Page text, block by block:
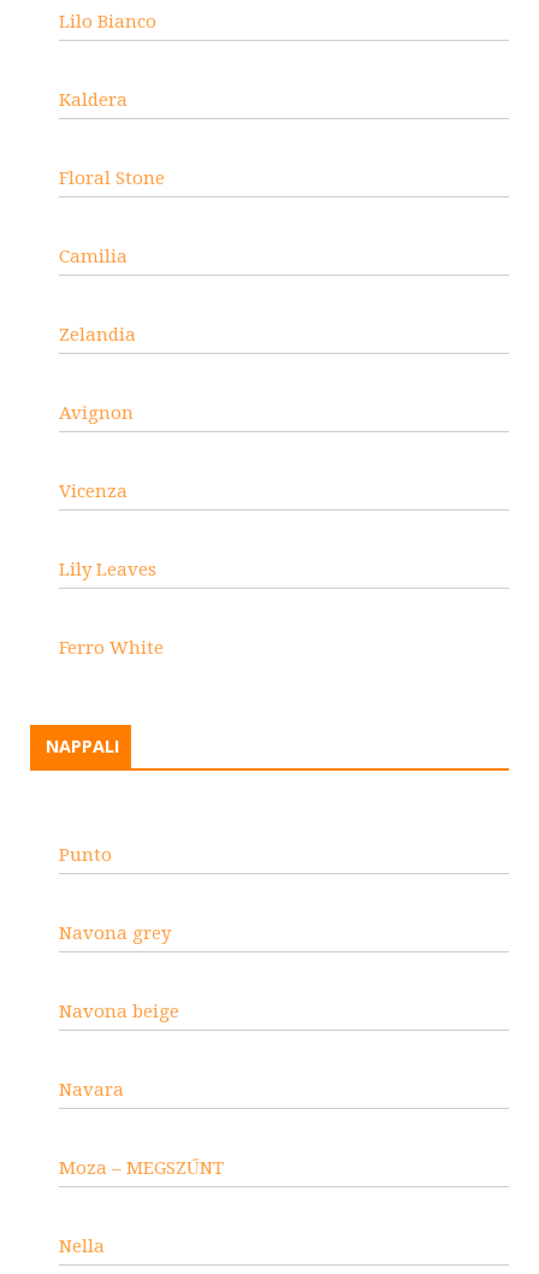
Lilo Bianco
Kaldera
Floral Stone
Camilia
Zelandia
Avignon
Vicenza
Lily Leaves
Ferro White
NAPPALI
Punto
Navona grey
Navona beige
Navara
Moza – MEGSZŰNT
Nella